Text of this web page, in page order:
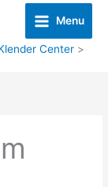
Menu
Center